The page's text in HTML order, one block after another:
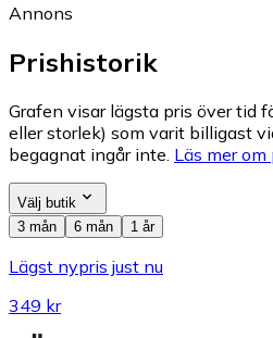
Annons
Prishistorik
Grafen visar lägsta pris över tid
eller storlek) som varit billigast
begagnat ingår inte. Läs mer om
Välj butik
3 mån
6 mån 1 år
Lägst nypris just nu
349 kr